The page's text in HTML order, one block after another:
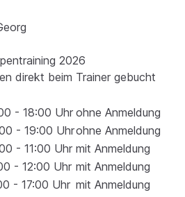
2026
direkt beim Trainer gebucht
- 18:00 Uhr ohne Anmeldung
- 19:00 Uhrohne Anmeldung
- 11:00 Uhr mit Anmeldung
- 12:00 Uhr mit Anmeldung
- 17:00 Uhr mit Anmeldung